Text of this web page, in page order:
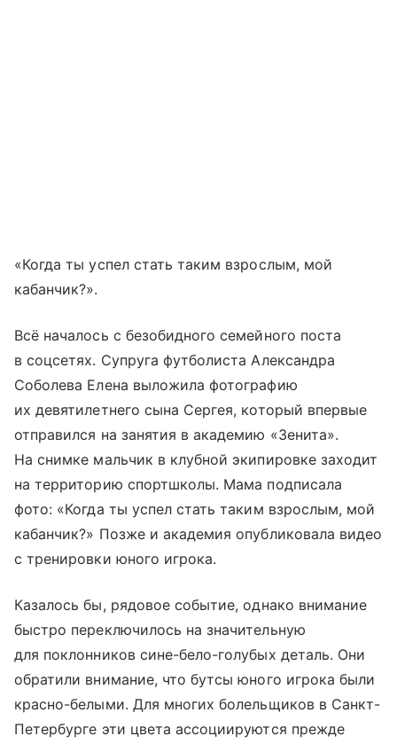
«Когда ты успел стать таким взрослым, мой
кабанчик?».
Всё началось с безобидного семейного поста
в соцсетях. Супруга футболиста Александра
Соболева Елена выложила фотографию
их девятилетнего сына Сергея, который впервые
отправился на занятия в академию «Зенита».
На снимке мальчик в клубной экипировке заходит
на территорию спортшколы. Мама подписала
фото: «Когда ты успел стать таким взрослым, мой
кабанчик?» Позже и академия опубликовала видео
с тренировки юного игрока.
Казалось бы, рядовое событие, однако внимание
быстро переключилось на значительную
для поклонников сине-бело-голубых деталь. Они
обратили внимание, что бутсы юного игрока были
красно-белыми. Для многих болельщиков в Санкт-
Петербурге эти цвета ассоциируются прежде